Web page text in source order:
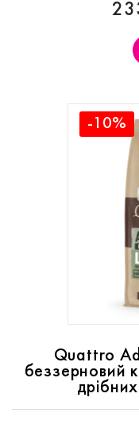
-10%
Quattro
беззерновий